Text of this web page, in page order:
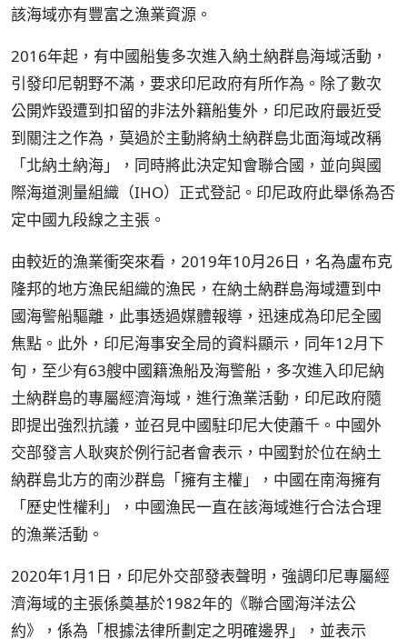
該海域亦有豐富之漁業資源。
2016年起，有中國船隻多次進入納土納群島海域活動，
引發印尼朝野不滿，要求印尼政府有所作為。除了數次
公開炸毀遭到扣留的非法外籍船隻外，印尼政府最近受
到關注之作為，莫過於主動將納土納群島北面海域改稱
「北納土納海」，同時將此決定知會聯合國，並向與國
際海道測量組織（IHO）正式登記。印尼政府此舉係為否
定中國九段線之主張。
由較近的漁業衝突來看，2019年10月26日，名為盧布克
隆邦的地方漁民組織的漁民，在納土納群島海域遭到中
國海警船驅離，此事透過媒體報導，迅速成為印尼全國
焦點。此外，印尼海事安全局的資料顯示，同年12月下
旬，至少有63艘中國籍漁船及海警船，多次進入印尼納
土納群島的專屬經濟海域，進行漁業活動，印尼政府隨
即提出強烈抗議，並召見中國駐印尼大使蕭千。中國外
交部發言人耿爽於例行記者會表示，中國對於位在納土
納群島北方的南沙群島「擁有主權」，中國在南海擁有
「歷史性權利」，中國漁民一直在該海域進行合法合理
的漁業活動。
2020年1月1日，印尼外交部發表聲明，強調印尼專屬經
濟海域的主張係奠基於1982年的《聯合國海洋法公
約》，係為「根據法律所劃定之明確邊界」，並表示